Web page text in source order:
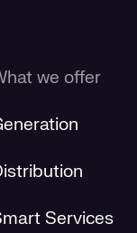
we offer
Services